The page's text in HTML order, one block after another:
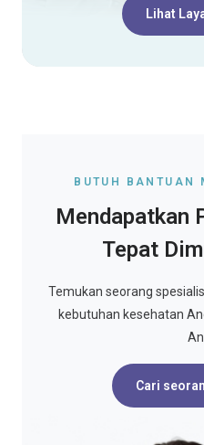
Lihat
BUTUH BANTUAN
Mendapatkan
Tepat
Temukan seorang
kebutuhan kesehatan
Cari